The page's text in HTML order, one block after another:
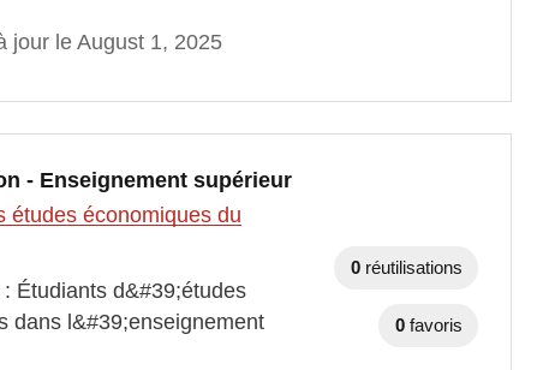
jour le August 1, 2025
- Enseignement supérieur
études économiques du
Étudiants d&#39;études
dans l&#39;enseignement
0 réutilisations
0 favoris